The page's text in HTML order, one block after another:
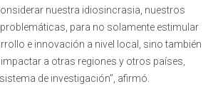
nuestra idiosincrasia, nuestros
para no solamente estimular
e innovación a nivel local, sino también
impactar a otras regiones y otros países,
de investigación”, afirmó.